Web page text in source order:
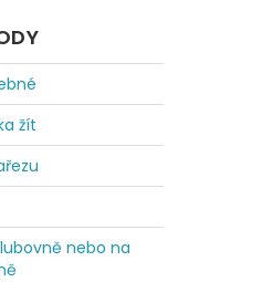
žít
nebo na